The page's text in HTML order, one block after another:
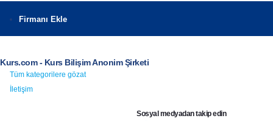
Firmanı Ekle
Kurs.com - Kurs Bilişim Anonim Şirketi
Tüm kategorilere gözat
İletişim
Sosyal medyadan takip edin